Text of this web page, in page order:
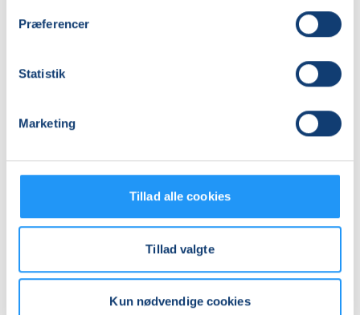
Præferencer
Statistik
Marketing
Tillad alle cookies
Tillad valgte
Kun nødvendige cookies
Sidste mødegang
Antal mødegange
Adresse
LOF Holbæk-Lejre, Sports Allè 5B, 2 TV, 4300, Holbæk
(Lokale 8)
Mødegange